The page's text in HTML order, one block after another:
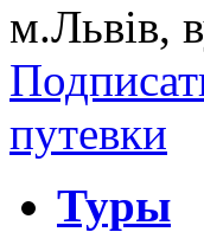
м.Львів,
путевки
Туры